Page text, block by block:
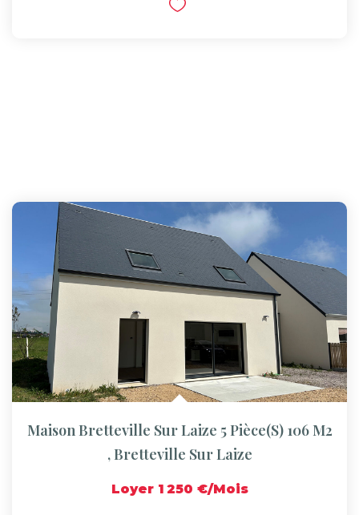
Maison Bretteville Sur Laize 5 Pièce(s) 106 M2
,Bretteville Sur Laize
Loyer 1 250 €/mois